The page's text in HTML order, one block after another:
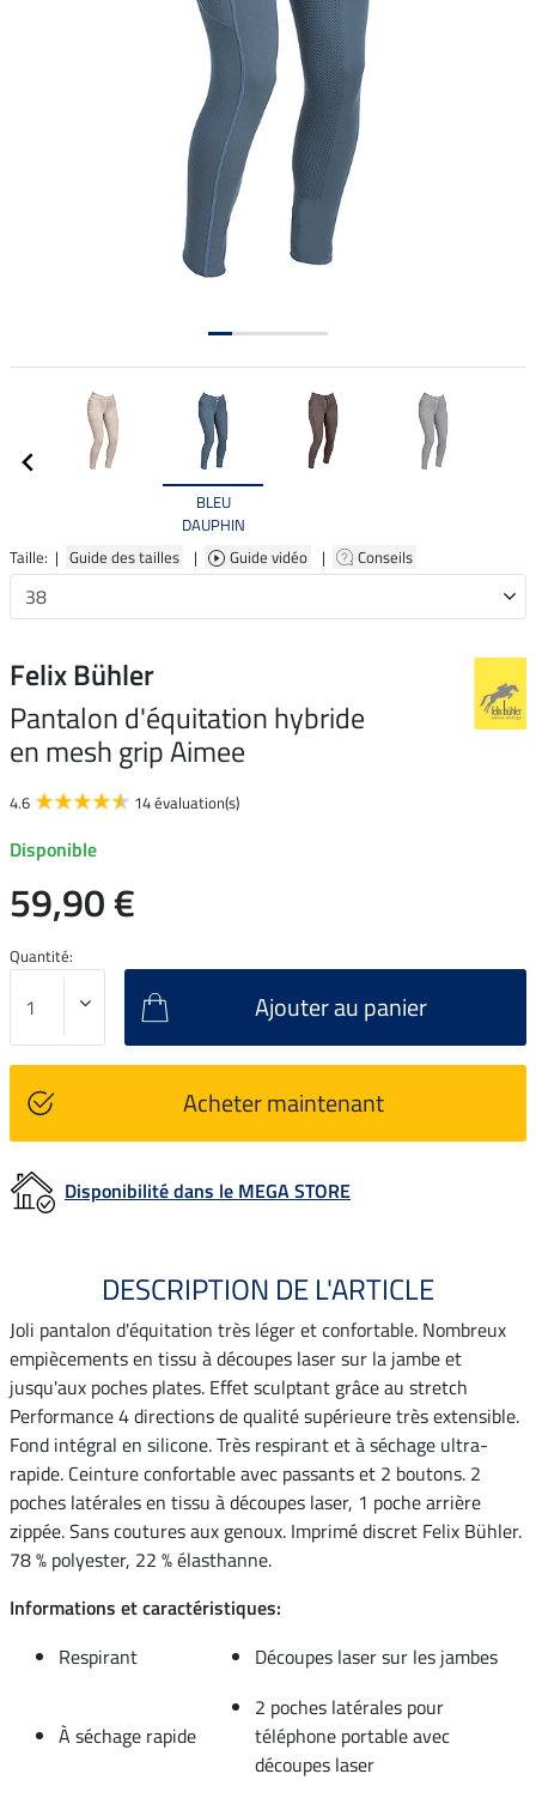
BLEU
DAUPHIN
Taille: | Guide des tailles | Guide vidéo | Conseils
Felix Bühler
Pantalon d'équitation hybride
en mesh grip Aimee
4.6 14 évaluation(s)
Disponible
59,90 €
Quantité:
Ajouter au panier
Acheter maintenant
Disponibilité dans le MEGA STORE
DESCRIPTION DE L'ARTICLE
Joli pantalon d'équitation très léger et confortable. Nombreux
empiècements en tissu à découpes laser sur la jambe et
jusqu'aux poches plates. Effet sculptant grâce au stretch
Performance 4 directions de qualité supérieure très extensible.
Fond intégral en silicone. Très respirant et à séchage ultra-
rapide. Ceinture confortable avec passants et 2 boutons. 2
poches latérales en tissu à découpes laser, 1 poche arrière
zippée. Sans coutures aux genoux. Imprimé discret Felix Bühler.
78 % polyester, 22 % élasthanne.
Informations et caractéristiques:
Respirant
Découpes laser sur les jambes
À séchage rapide
2 poches latérales pour
téléphone portable avec
découpes laser